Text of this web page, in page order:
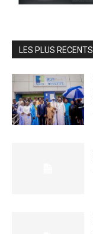
LES PLUS RECENTS